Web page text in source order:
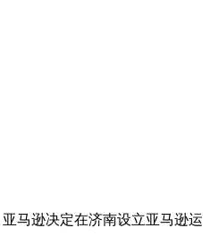
马逊决定在济南设立亚马逊运